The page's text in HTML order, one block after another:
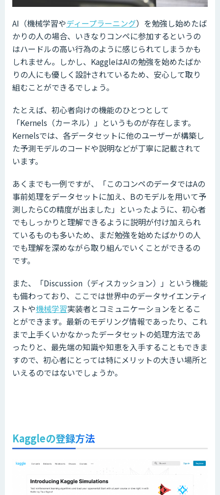
AI（機械学習やディープラーニング）を勉強し始めたば
かりの人の場合、いきなりコンペに参加するというの
はハードルの高い行為のように感じられてしまうかも
しれません。しかし、KaggleはAIの勉強を始めたばか
りの人にも優しく設計されているため、安心して取り
組むことができるでしょう。
たとえば、初心者向けの機能のひとつとして
「Kernels（カーネル）」というものが存在します。
Kernelsでは、各データセットに他のユーザーが構築し
た予測モデルのコードや説明などが丁寧に記載されて
います。
あくまでも一例ですが、「このコンペのデータではAの
事前処理をデータセットに加え、Bのモデルを用いて予
測したらCの精度が出ました」といったように、初心者
でもしっかりと理解できるように説明が付け加えられ
ているものも多いため、まだ勉強を始めたばかりの人
でも理解を深めながら取り組んでいくことができるの
です。
また、「Discussion（ディスカッション）」という機能
も備わっており、ここでは世界中のデータサイエンティ
ストや機械学習実装者とコミュニケーションをとるこ
とができます。最新のモデリング情報であったり、これ
まで上手くいかなかったデータセットの処理方法であ
ったりと、最先端の知識や知恵を入手することもできま
すので、初心者にとっては特にメリットの大きい場所と
いえるのではないでしょうか。
Kaggleの登録方法